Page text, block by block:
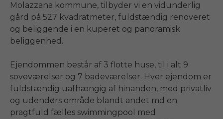
Molazzana kommune, tilbyder vi en vidunderlig
gård på 527 kvadratmeter, fuldstændig renoveret
og beliggende i en kuperet og panoramisk
beliggenhed.
Ejendommen består af 3 flotte huse, til i alt 9
soveværelser og 7 badeværelser. Hver ejendom er
fuldstændig uafhængig af hinanden, med privatliv
og udendørs område blandt andet md en
pragtfuld fælles swimmingpool med